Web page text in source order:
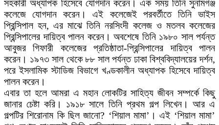
সহকারী অধ্যাপক হিসেবে যোগদান করেন। এক সময় তিনি সুনামগঞ্জ
কলেজে যোগদান করেন। এই কলেজেই পরবর্তীতে তিনি ভাইস
প্রিন্সিপাল হন, এর মাঝে তিনি নরসিংদী কলেজ ও মতলব কলেজের
প্রিন্সিপালের দায়িত্ব পালন করেন। অবশেষে তিনি ১৯৮০ সাল পর্যন্ত
আবুজর গিফারী কলেজের প্রতিষ্ঠাতা-প্রিন্সিপালের দায়িত্ব পালন
করেন। ১৯৭৩ সাল থেকে ৮৮ সাল পর্যন্ত ঢাকা বিশ্ববিদ্যালয়ের দর্শন,
পরে ইসলামিক স্টাডিজ বিভাগে খণ্ডকালীন অধ্যাপক হিসেবে দায়িত্ব
পালন করেন।
এবার তা হলে আমরা এ মহান লোকটির সাহিত্য জীবন সম্পর্কে কিছু
জানার চেষ্টা করি। ১৯১৮ সালে তিনি প্রথম গল্প লিখেন। আর এ
গল্পটির শিরোনাম কি ছিল জানো? ‘শিয়াল মামা’। এই ‘শিয়াল মামা’